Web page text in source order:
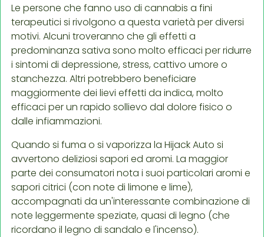
Le persone che fanno uso di cannabis a fini
terapeutici si rivolgono a questa varietà per diversi
motivi. Alcuni troveranno che gli effetti a
predominanza sativa sono molto efficaci per ridurre
i sintomi di depressione, stress, cattivo umore o
stanchezza. Altri potrebbero beneficiare
maggiormente dei lievi effetti da indica, molto
efficaci per un rapido sollievo dal dolore fisico o
dalle infiammazioni.
Quando si fuma o si vaporizza la Hijack Auto si
avvertono deliziosi sapori ed aromi. La maggior
parte dei consumatori nota i suoi particolari aromi e
sapori citrici (con note di limone e lime),
accompagnati da un'interessante combinazione di
note leggermente speziate, quasi di legno (che
ricordano il legno di sandalo e l'incenso).